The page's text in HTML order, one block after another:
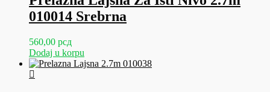
010014 Srebrna
560,00 рсд
Dodaj u korpu